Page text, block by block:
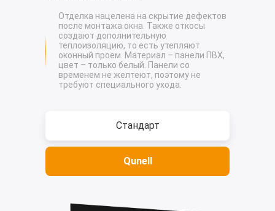
Стандарт
Qunell
Отделка нацелена на скрытие дефектов
после монтажа окна. Также откосы
создают дополнительную
теплоизоляцию, то есть утепляют
оконный проем. Материал – панели ПВХ,
цвет – только белый. Панели со
временем не желтеют, поэтому не
требуют специального ухода.